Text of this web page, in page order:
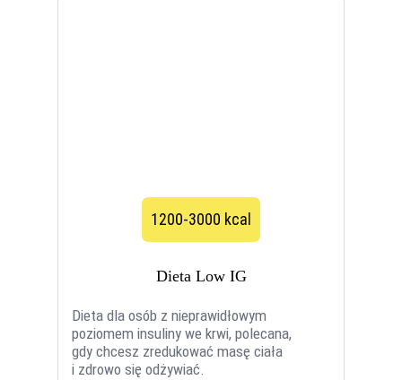
1200-3000 kcal
Dieta Low IG
Dieta dla osób z nieprawidłowym
poziomem insuliny we krwi, polecana,
gdy chcesz zredukować masę ciała
i zdrowo się odżywiać.